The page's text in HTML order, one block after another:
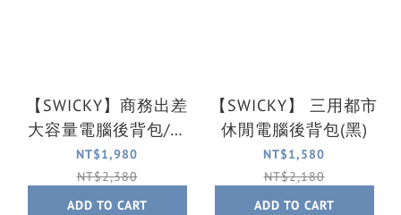
【SWICKY】商務出差
大容量電腦後背包/辦
公包 /學生書包(黑)
NT$1,980
NT$2,380
ADD TO CART
【SWICKY】 三用都市
休閒電腦後背包(黑)
NT$1,580
NT$2,180
ADD TO CART